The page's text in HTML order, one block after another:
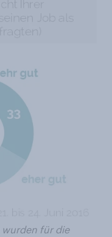
wurden für die